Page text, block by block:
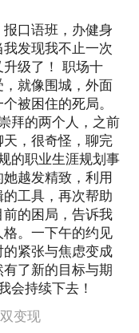
口语班，办健身
发现我不止一次
级了！ 职场十
就像围城，外面
被困住的死局。
拜的两个人，之前
，很奇怪，聊完
的职业生涯规划事
越发精致，利用
工具，再次帮助
的困局，告诉我
。一下午的约见
紧张与焦虑变成
了新的目标与期
会持续下去！
变现